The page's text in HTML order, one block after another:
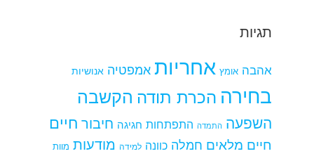
תגיות
אהבה אומץ אחריות אמפטיה אנושיות
בחירה הכרת תודה הקשבה
השפעה התמדה התפתחות חגיגה חיבור חיים
חיים מלאים חמלה כוונה למידה מודעות מוות